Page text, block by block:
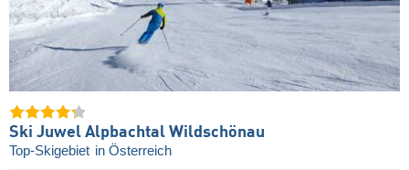
Ski Juwel Alpbachtal Wildschönau
Top-Skigebiet in Österreich